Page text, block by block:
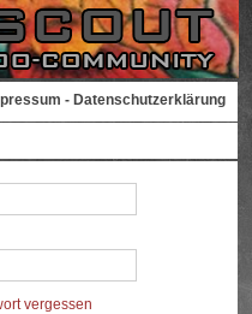
- Datenschutzerklärung
vergessen